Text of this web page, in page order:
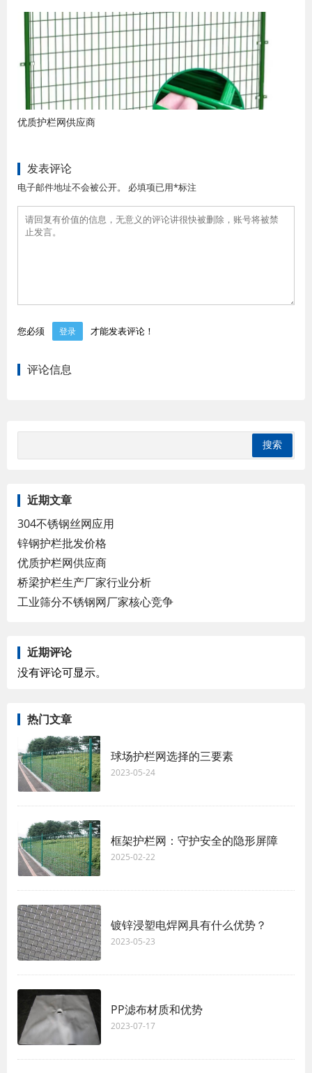
优质护栏网供应商
发表评论
电子邮件地址不会被公开。 必填项已用*标注
您必须 登录 才能发表评论！
评论信息
近期文章
304不锈钢丝网应用
锌钢护栏批发价格
优质护栏网供应商
桥梁护栏生产厂家行业分析
工业筛分不锈钢网厂家核心竞争
近期评论
没有评论可显示。
热门文章
球场护栏网选择的三要素
2023-05-24
框架护栏网：守护安全的隐形屏障
2025-02-22
镀锌浸塑电焊网具有什么优势？
2023-05-23
PP滤布材质和优势
2023-07-17